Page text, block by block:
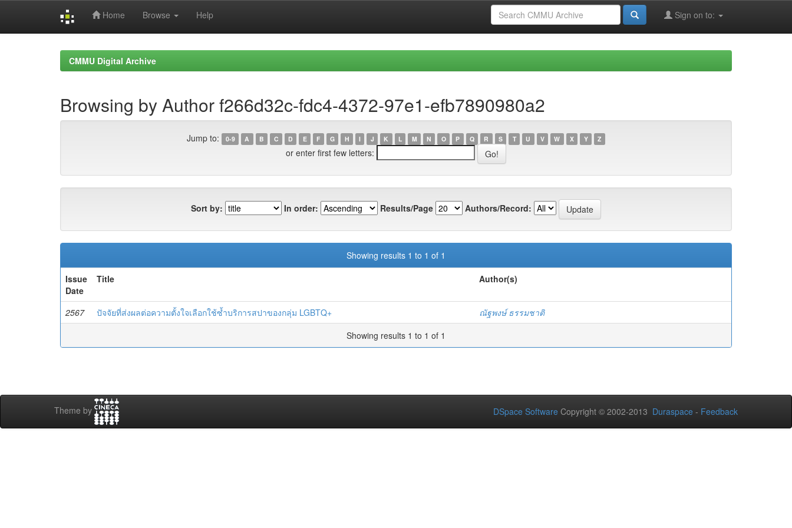
Home Browse Help Sign on to:
CMMU Digital Archive
Browsing by Author f266d32c-fdc4-4372-97e1-efb7890980a2
Jump to: 0-9 A B C D E F G H I J K L M N O P Q R S T U V W X Y Z
or enter first few letters:
Sort by: In order: Results/Page Authors/Record:
Showing results 1 to 1 of 1
Issue
Date
Title Author(s)
2567 ปัจจัยที่ส่งผลต่อความตั้งใจเลือกใช้ซ้ำบริการสปาของกลุ่ม LGBTQ+
ณัฐพงษ์ ธรรมชาติ
Showing results 1 to 1 of 1
Theme by DSpace Software Copyright © 2002-2013 Duraspace - Feedback